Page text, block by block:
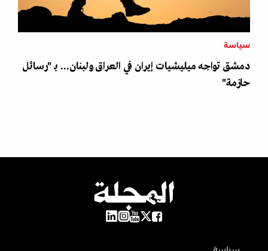
سياسة
دمشق تواجه ميليشيات إيران في العراق ولبنان... بـ "رسائل
حازمة"